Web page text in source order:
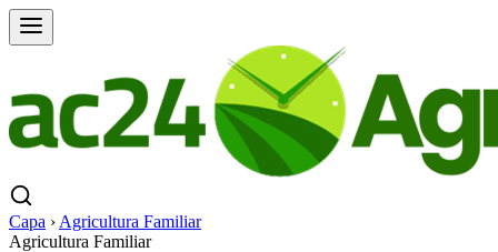
Capa › Agricultura Familiar
Agricultura Familiar